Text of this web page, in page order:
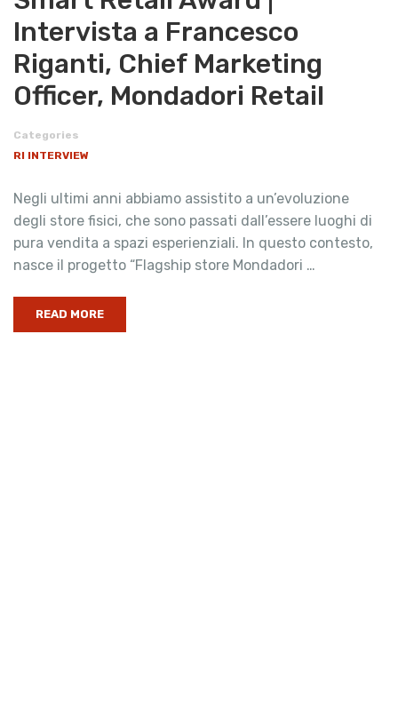
Intervista a Francesco
Riganti, Chief Marketing
Officer, Mondadori Retail
Categories
RI INTERVIEW
Negli ultimi anni abbiamo assistito a un’evoluzione
degli store fisici, che sono passati dall’essere luoghi di
pura vendita a spazi esperienziali. In questo contesto,
nasce il progetto “Flagship store Mondadori …
READ MORE